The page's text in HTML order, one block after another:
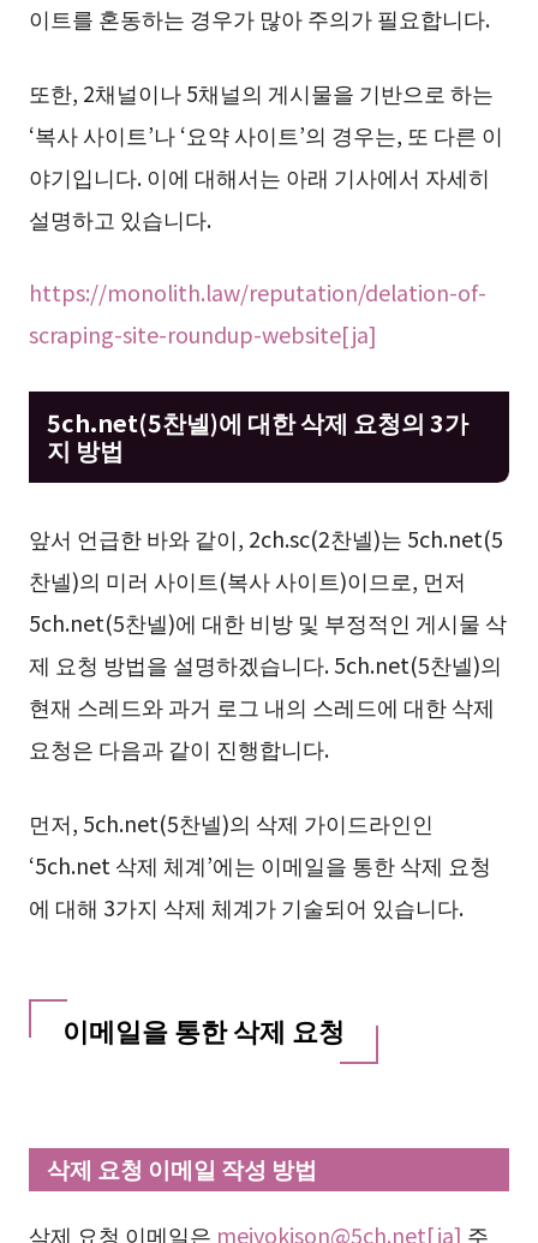
이트를 혼동하는 경우가 많아 주의가 필요합니다.
또한, 2채널이나 5채널의 게시물을 기반으로 하는
‘복사 사이트’나 ‘요약 사이트’의 경우는, 또 다른 이
야기입니다. 이에 대해서는 아래 기사에서 자세히
설명하고 있습니다.
https://monolith.law/reputation/delation-of-
scraping-site-roundup-website[ja]
5ch.net(5찬넬)에 대한 삭제 요청의 3가
지 방법
앞서 언급한 바와 같이, 2ch.sc(2찬넬)는 5ch.net(5
찬넬)의 미러 사이트(복사 사이트)이므로, 먼저
5ch.net(5찬넬)에 대한 비방 및 부정적인 게시물 삭
제 요청 방법을 설명하겠습니다. 5ch.net(5찬넬)의
현재 스레드와 과거 로그 내의 스레드에 대한 삭제
요청은 다음과 같이 진행합니다.
먼저, 5ch.net(5찬넬)의 삭제 가이드라인인
‘5ch.net 삭제 체계’에는 이메일을 통한 삭제 요청
에 대해 3가지 삭제 체계가 기술되어 있습니다.
이메일을 통한 삭제 요청
삭제 요청 이메일 작성 방법
삭제 요청 이메일은 meiyokison@5ch.net[ja] 주